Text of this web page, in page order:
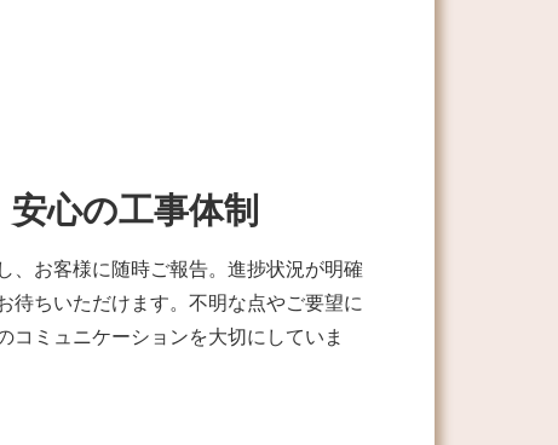
心の工事体制
、お客様に随時ご報告。進捗状況が明確
待ちいただけます。不明な点やご要望に
コミュニケーションを大切にしていま